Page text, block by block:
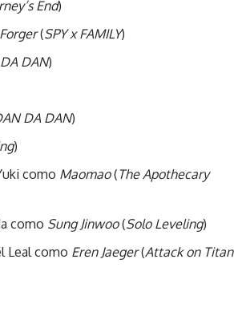
End)
(SPY x FAMILY)
DAN)
DA DAN)
)
como Maomao(The Apothecary
como Sung Jinwoo(Solo Leveling)
Leal como Eren Jaeger(Attack on Titan